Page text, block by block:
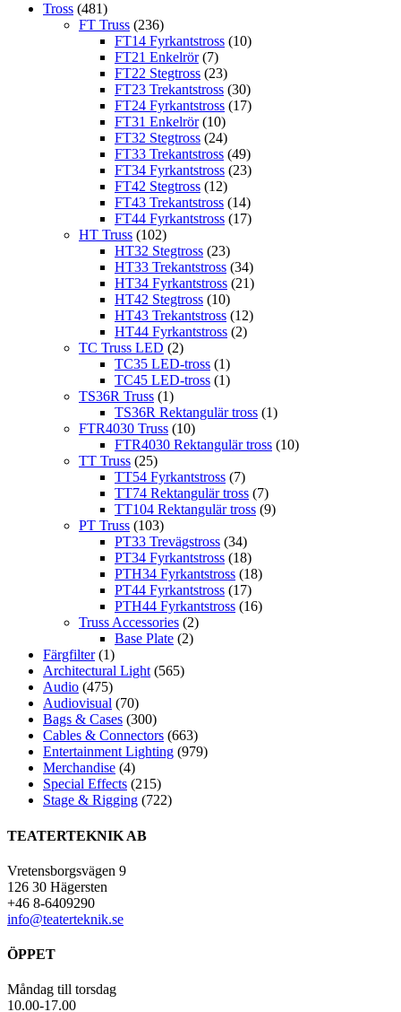
Tross (481)
FT Truss (236)
FT14 Fyrkantstross (10)
FT21 Enkelrör (7)
FT22 Stegtross (23)
FT23 Trekantstross (30)
FT24 Fyrkantstross (17)
FT31 Enkelrör (10)
FT32 Stegtross (24)
FT33 Trekantstross (49)
FT34 Fyrkantstross (23)
FT42 Stegtross (12)
FT43 Trekantstross (14)
FT44 Fyrkantstross (17)
HT Truss (102)
HT32 Stegtross (23)
HT33 Trekantstross (34)
HT34 Fyrkantstross (21)
HT42 Stegtross (10)
HT43 Trekantstross (12)
HT44 Fyrkantstross (2)
TC Truss LED (2)
TC35 LED-tross (1)
TC45 LED-tross (1)
TS36R Truss (1)
TS36R Rektangulär tross (1)
FTR4030 Truss (10)
FTR4030 Rektangulär tross (10)
TT Truss (25)
TT54 Fyrkantstross (7)
TT74 Rektangulär tross (7)
TT104 Rektangulär tross (9)
PT Truss (103)
PT33 Trevägstross (34)
PT34 Fyrkantstross (18)
PTH34 Fyrkantstross (18)
PT44 Fyrkantstross (17)
PTH44 Fyrkantstross (16)
Truss Accessories (2)
Base Plate (2)
Färgfilter (1)
Architectural Light (565)
Audio (475)
Audiovisual (70)
Bags & Cases (300)
Cables & Connectors (663)
Entertainment Lighting (979)
Merchandise (4)
Special Effects (215)
Stage & Rigging (722)
TEATERTEKNIK AB
Vretensborgsvägen 9
126 30 Hägersten
+46 8-6409290
info@teaterteknik.se
ÖPPET
Måndag till torsdag
10.00-17.00